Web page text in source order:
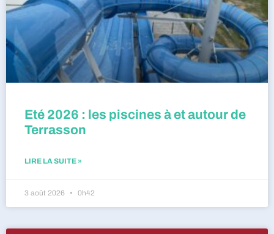
Eté 2026 : les piscines à et autour de
Terrasson
LIRE LA SUITE »
3 août 2026 0h42